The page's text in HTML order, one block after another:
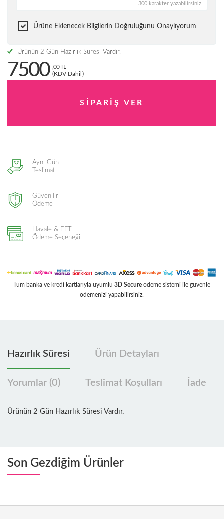
300 karakter yazabilirsiniz.
Ürüne Eklenecek Bilgilerin Doğruluğunu Onaylıyorum
Ürünün 2 Gün Hazırlık Süresi Vardır.
7500
,00 TL
(KDV Dahil)
Aynı Gün
Teslimat
Güvenilir
Ödeme
Havale & EFT
Ödeme Seçeneği
Tüm banka ve kredi kartlarıyla uyumlu 3D Secure ödeme sistemi ile güvenle
ödemenizi yapabilirsiniz.
Hazırlık Süresi Ürün Detayları
Yorumlar (0) Teslimat Koşulları İade
Ürünün 2 Gün Hazırlık Süresi Vardır.
Son Gezdiğim Ürünler